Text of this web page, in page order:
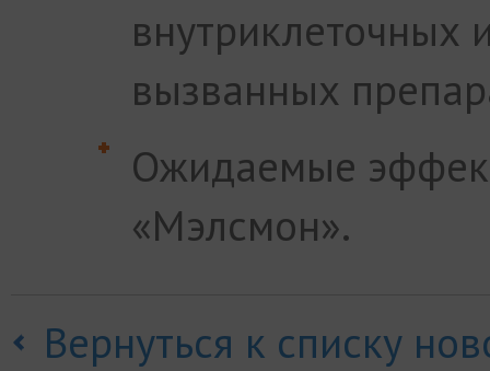
внутриклеточных
вызванных
Ожидаемые
«Мэлсмон».
Вернуться к списку